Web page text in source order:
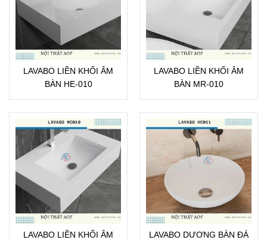
LAVABO LIỀN KHỐI ÂM
BÀN HE-010
LAVABO LIỀN KHỐI ÂM
BÀN MR-010
LAVABO LIỀN KHỐI ÂM
LAVABO DƯƠNG BÀN ĐÁ